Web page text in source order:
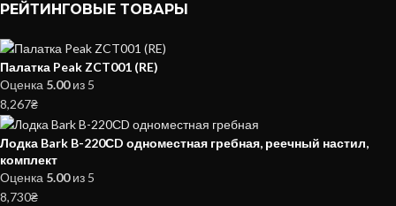
РЕЙТИНГОВЫЕ ТОВАРЫ
Палатка Peak ZCT001 (RE)
Оценка 5.00из 5
8,267₴
Лодка Bark B-220СD одноместная гребная, реечный настил,
комплект
Оценка 5.00из 5
8,730₴